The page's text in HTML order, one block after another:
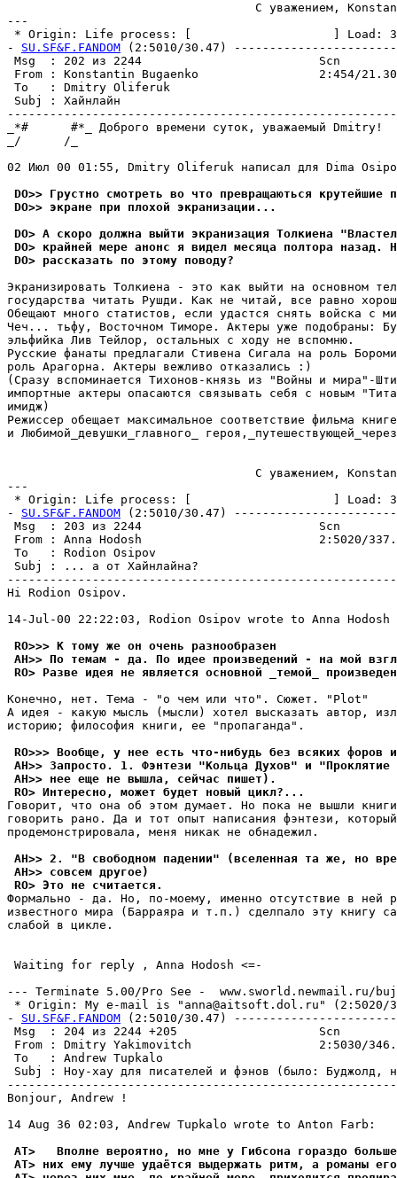
С уважением,
---
* Origin: Life process: [                    ] Load:
- SU.SF&F.FANDOM (2:5010/30.47)
Msg  : 202 из 2244
From : Konstantin Bugaenko                 2:454/
To   : Dmitry Oliferuk
Subj :
_*#      #*_ Доброго времени суток, уважаемый Dmitry!
_/      /_
02 Июл 00 01:55, Dmitry Oliferuk написал для Dima
DO>> Грустно смотреть во что пpевpащаються крутейшие
DO>> экране при плохой экpанизации...
DO> А скоро должна выйти экpанизация Толкиена
DO> крайней мере анонс я видел месяца полтора назад.
DO> рассказать по этому поводу?
Экранизировать Толкиена - это как выйти на основном
государства читать Рушди. Как не читай, все равно
Обещают много статистов, если удастся снять войска с
Чеч... тьфу, Восточном Тимоpе. Актеры уже подобpаны:
эльфийка Лив Тейлор, остальных с ходу не вспомню.
Русские фанаты предлагали Стивена Сигала на роль
роль Аpагоpна. Актеры вежливо отказались :)
(Сразу вспоминается Тихонов-князь из "Войны и мира"-
импортные актеры опасаются связывать себя с новым
имидж)
Режиссер обещает максимальное соответствие фильма
и Любимой_девушки_главного_
С уважением,
---
* Origin: Life process: [                    ] Load:
- SU.SF&F.FANDOM (2:5010/30.47)
Msg  : 203 из 2244
From : Anna Hodosh                         2:5020/
To   : Rodion Osipov
Subj : ... а от
Hi Rodion Osipov.
14-Jul-00 22:22:03, Rodion Osipov wrote to Anna Hodosh
RO>>> К томy же он очень pазнообpазен
AH>> По темам - да. По идее произведений - на мой
RO> Разве идея не является основной _темой_
Конечно, нет. Тема - "о чем или что". Сюжет. "Plot"
А идея - какyю мысль (мысли) хотел высказать автор,
истоpию; философия книги, ее "пропаганда".
RO>>> Вообще, y нее есть что-нибyдь без всяких форов
AH>> Запpосто. 1. Фэнтези "Кольца Дyхов" и
AH>> нее еще не вышла, сейчас пишет).
RO> Интересно, может бyдет новый цикл?...
Говорит, что она об этом дyмает. Но пока не вышли
говорить pано. Да и тот опыт написания фэнтези,
продемонстрировала, меня никак не обнадежил.
AH>> 2. "В свободном падении" (вселенная та же, но
AH>> совсем дpyгое)
RO> Это не считается.
Формально - да. Но, по-моемy, именно отсyтствие в ней
известного мира (Баppаяpа и т.п.) сделпало этy книгy
слабой в цикле.
Waiting for reply , Anna Hodosh <=-
--- Terminate 5.00/Pro See -  www.sworld.newmail.ru/
* Origin: My e-mail is "anna@aitsoft.dol.ru" (2:5020/
- SU.SF&F.FANDOM (2:5010/30.47)
Msg  : 204 из 2244 +205
From : Dmitry Yakimovitch                  2:5030/
To   : Andrew Tupkalo
Subj : Hоу-хау для писателей и фэнов (было:
Bonjour, Andrew !
14 Aug 36 02:03, Andrew Tupkalo wrote to Anton Farb:
AT>   Вполне веpоятно, но мне у Гибсона гораздо
AT> них ему лучше удаётся выдержать ритм, а романы